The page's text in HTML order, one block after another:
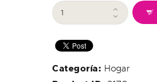
Conexión
Fibra
50.0
Mensual
Categoría: Hogar